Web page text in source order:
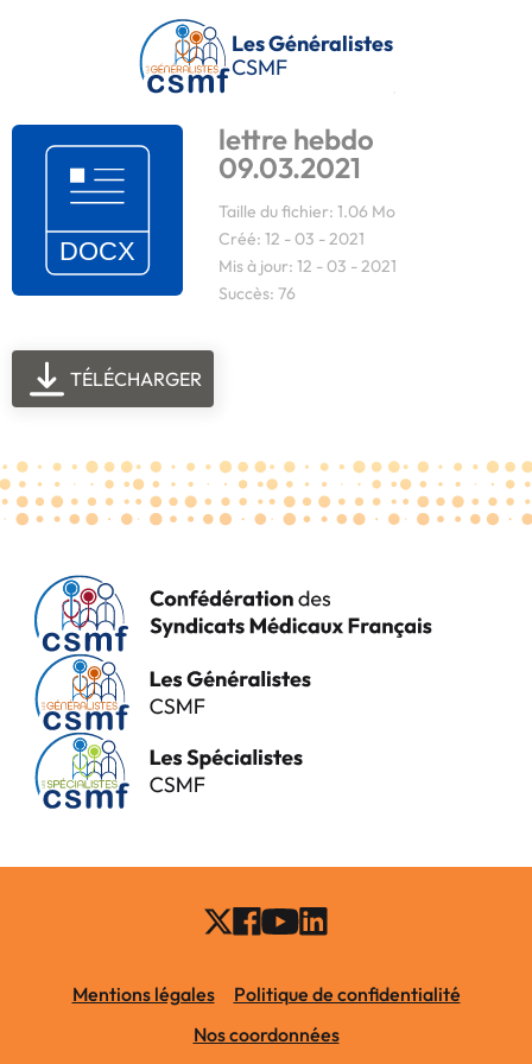
Passer au contenu principal
Les Généralistes
CSMF
lettre hebdo
09.03.2021
Taille du fichier: 1.06 Mo
Créé: 12 - 03 - 2021
Mis à jour: 12 - 03 - 2021
Succès: 76
TÉLÉCHARGER
Mentions légales
Politique de confidentialité
Nos coordonnées